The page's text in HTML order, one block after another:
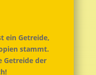
ein Getreide,
stammt.
Getreide der